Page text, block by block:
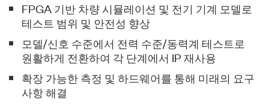
FPGA 기반 차량 시뮬레이션 및 전기 기계 모델로
테스트 범위 및 안전성 향상
모델/신호 수준에서 전력 수준/동력계 테스트로
원활하게 전환하여 각 단계에서 IP 재사용
확장 가능한 측정 및 하드웨어를 통해 미래의 요구
사항 해결